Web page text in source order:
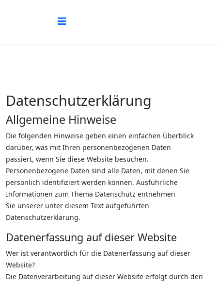
Datenschutzerklärung
Allgemeine Hinweise
Die folgenden Hinweise geben einen einfachen Überblick
darüber, was mit Ihren personenbezogenen Daten
passiert, wenn Sie diese Website besuchen.
Personenbezogene Daten sind alle Daten, mit denen Sie
persönlich identifiziert werden können. Ausführliche
Informationen zum Thema Datenschutz entnehmen
Sie unserer unter diesem Text aufgeführten
Datenschutzerklärung.
Datenerfassung auf dieser Website
Wer ist verantwortlich für die Datenerfassung auf dieser
Website?
Die Datenverarbeitung auf dieser Website erfolgt durch den